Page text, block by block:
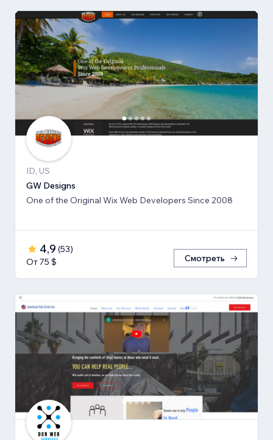
ID, US
GW Designs
One of the Original Wix Web Developers Since 2008
4,9 (53)
От 75 $
Смотреть